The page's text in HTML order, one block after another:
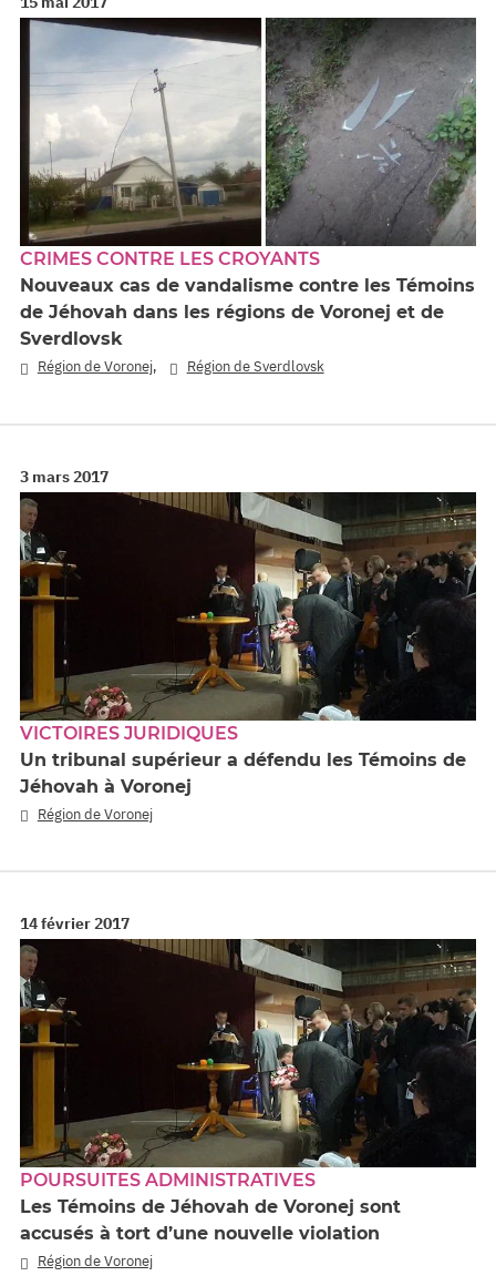
CRIMES CONTRE LES CROYANTS
Nouveaux cas de vandalisme contre les Témoins
de Jéhovah dans les régions de Voronej et de
Sverdlovsk
Région de Voronej, Région de Sverdlovsk
3 mars 2017
VICTOIRES JURIDIQUES
Un tribunal supérieur a défendu les Témoins de
Jéhovah à Voronej
Région de Voronej
14 février 2017
POURSUITES ADMINISTRATIVES
Les Témoins de Jéhovah de Voronej sont
accusés à tort d’une nouvelle violation
Région de Voronej